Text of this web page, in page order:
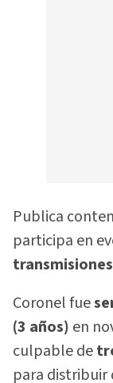
Publica
participa en
Coronel fue
(3 años) en
culpable de
para distribuir